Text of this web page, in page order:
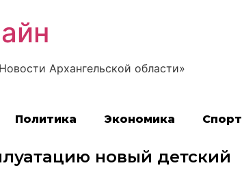
Архангельской области»
Политика Экономика Спорт
новый детский